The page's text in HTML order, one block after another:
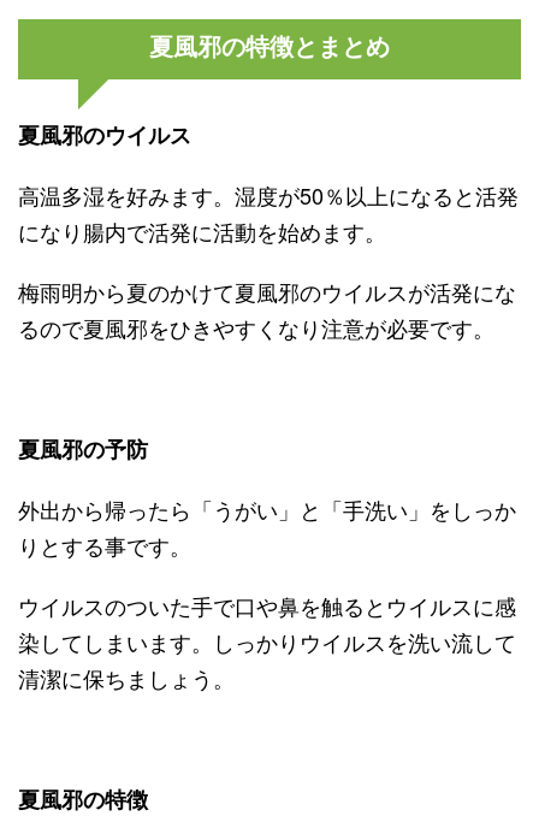
夏風邪の特徴とまとめ
夏風邪のウイルス
高温多湿を好みます。湿度が50％以上になると活発
になり腸内で活発に活動を始めます。
梅雨明から夏のかけて夏風邪のウイルスが活発にな
るので夏風邪をひきやすくなり注意が必要です。
夏風邪の予防
外出から帰ったら「うがい」と「手洗い」をしっか
りとする事です。
ウイルスのついた手で口や鼻を触るとウイルスに感
染してしまいます。しっかりウイルスを洗い流して
清潔に保ちましょう。
夏風邪の特徴